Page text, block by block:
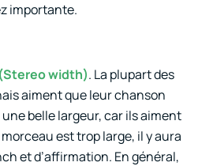
importante.
width). La plupart des
aiment que leur chanson
belle largeur, car ils aiment
est trop large, il y aura
et d’affirmation. En général,